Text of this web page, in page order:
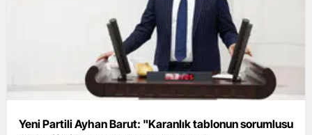
Yeni Partili Ayhan Barut: "Karanlık tablonun sorumlusu